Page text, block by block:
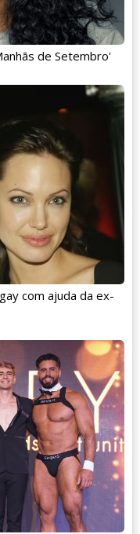
de Setembro'
com ajuda da ex-